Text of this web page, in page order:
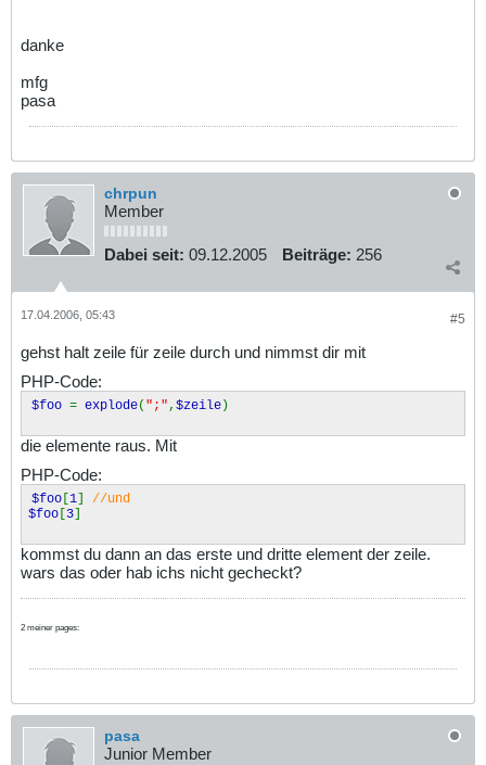
danke
mfg
pasa
chrpun
Member
Dabei seit: 09.12.2005 Beiträge: 256
#5
17.04.2006, 05:43
gehst halt zeile für zeile durch und nimmst dir mit
PHP-Code:
$foo = explode( ";" , $zeile)
die elemente raus. Mit
PHP-Code:
$foo [1] //und
$foo [3]
kommst du dann an das erste und dritte element der zeile.
wars das oder hab ichs nicht gecheckt?
2 meiner pages:
pasa
Junior Member